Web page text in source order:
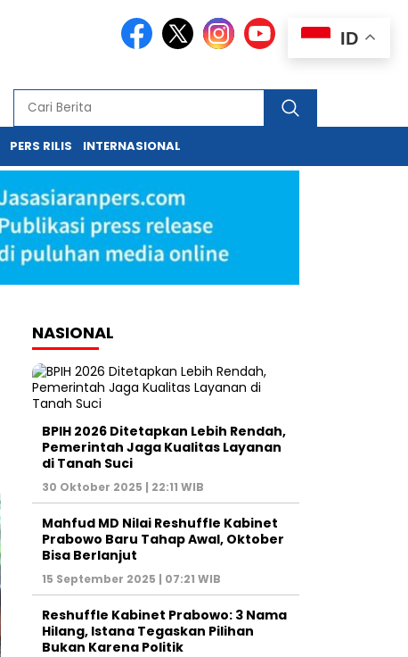
PERS RILIS INTERNASIONAL
NASIONAL
BPIH 2026 Ditetapkan Lebih Rendah,
Pemerintah Jaga Kualitas Layanan
di Tanah Suci
30 Oktober 2025 | 22:11 WIB
Mahfud MD Nilai Reshuffle Kabinet
Prabowo Baru Tahap Awal, Oktober
Bisa Berlanjut
15 September 2025 | 07:21 WIB
Reshuffle Kabinet Prabowo: 3 Nama
Hilang, Istana Tegaskan Pilihan
Bukan Karena Politik
ID